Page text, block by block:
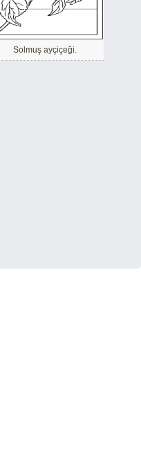
Solmuş ayçiçeği.